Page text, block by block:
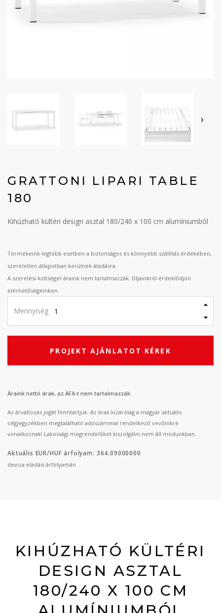
›
GRATTONI LIPARI TABLE
180
Kihúzható kültéri design asztal 180/240 x 100 cm alumíniumból
Termékeink legtöbb esetben a biztonságos és könnyebb szállítás érdekében,
szereletlen állapotban kerülnek átadásra.
A szerelési költséget áraink nem tartalmazzák. Díjainkról érdeklődjön
elérhetőségeinken.
Mennyiség
PROJEKT AJÁNLATOT KÉREK
Áraink nettó árak, az ÁFA-t nem tartalmazzák.
Az árváltozás jogát fenntartjuk. Az árak kizárólag a magyar aktuális
cégjegyzékben megtalálható adószámmal rendelkező vevőinkre
vonatkoznak! Lakossági megrendelőket kiszolgálni nem áll módunkban.
Aktuális EUR/HUF árfolyam: 364.09000000
deviza eladási árfolyamán
KIHÚZHATÓ KÜLTÉRI
DESIGN ASZTAL
180/240 X 100 CM